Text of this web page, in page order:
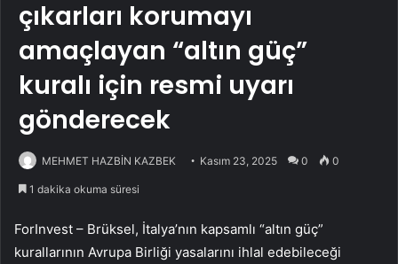
çıkarları korumayı
amaçlayan “altın güç”
kuralı için resmi uyarı
gönderecek
MEHMET HAZBİN KAZBEK Kasım 23, 2025 0 0
1 dakika okuma süresi
ForInvest – Brüksel, İtalya’nın kapsamlı “altın güç”
kurallarının Avrupa Birliği yasalarını ihlal edebileceği